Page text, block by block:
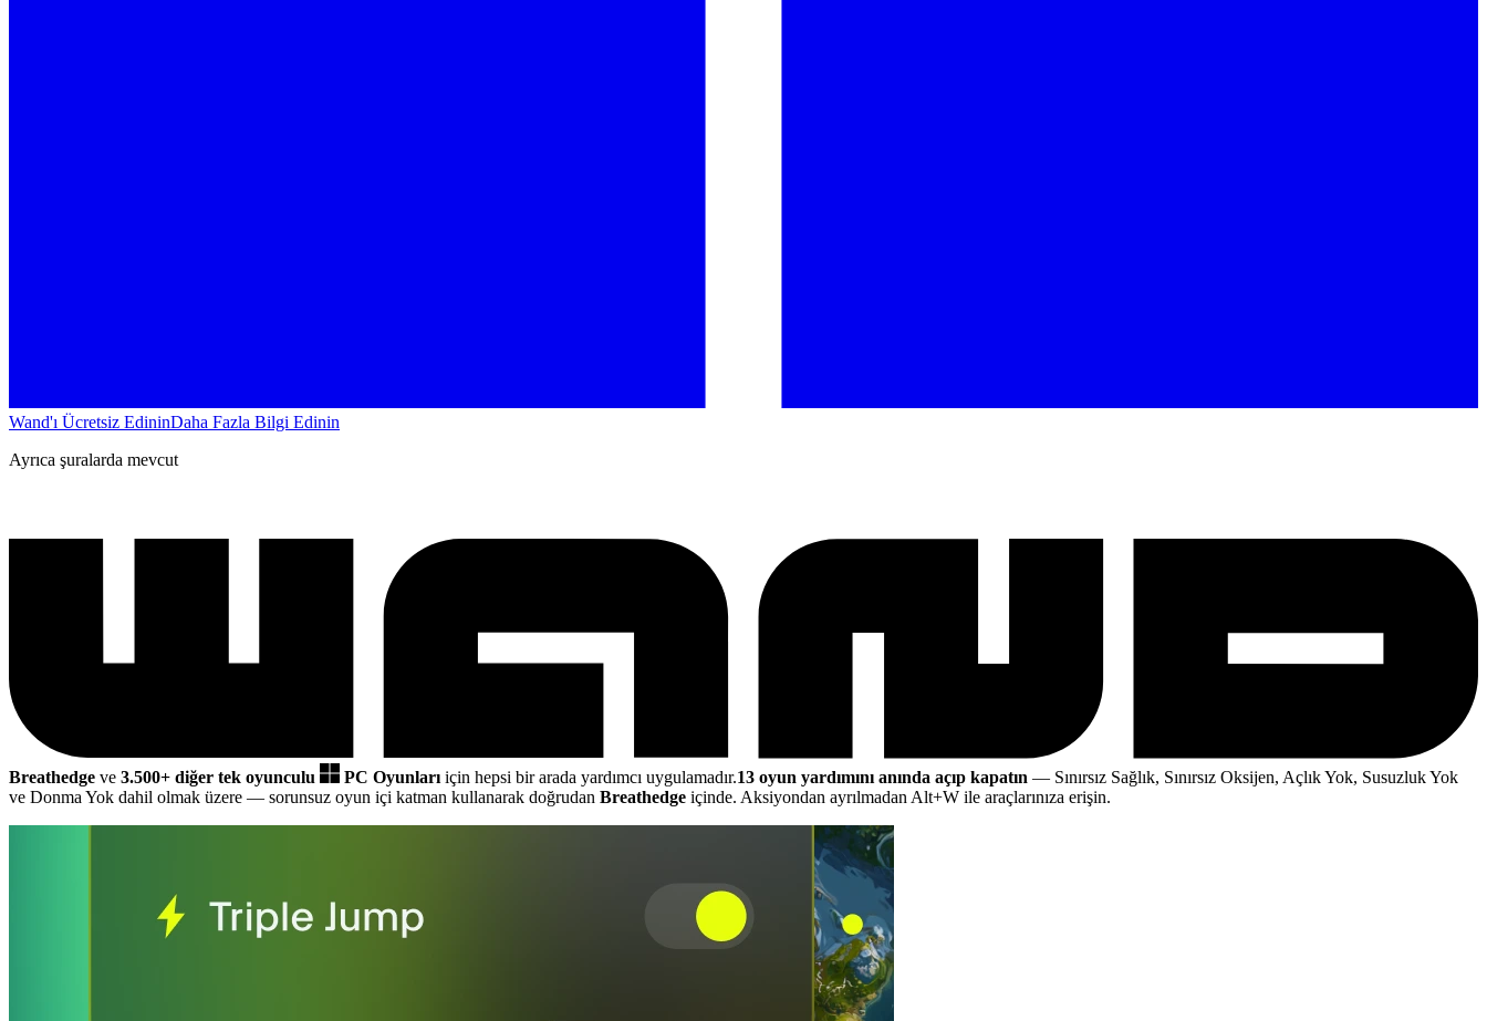
Wand'ı Ücretsiz EdininDaha Fazla Bilgi Edinin
Ayrıca şuralarda mevcut
Breathedge ve 3.500+ diğer tek oyunculu PC Oyunları için hepsi bir arada yardımcı uygulamadır.13 oyun yardımını anında açıp kapatın — Sınırsız Sağlık, Sınırsız Oksijen, Açlık Yok, Susuzluk Yok
ve Donma Yok dahil olmak üzere — sorunsuz oyun içi katman kullanarak doğrudan Breathedge içinde. Aksiyondan ayrılmadan Alt+W ile araçlarınıza erişin.